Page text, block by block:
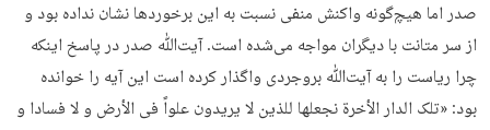
صدر اما هیچ‌گونه واکنش منفی نسبت به این برخوردها نشان نداده بود و
از سر متانت با دیگران مواجه می‌شده است. آیت‌ﷲ صدر در پاسخ اینکه
چرا ریاست را به آیت‌ﷲ بروجردی واگذار کرده است این آیه را خوانده
بود: «تلک الدار الأخرة نجعلها للذین لا یریدون علواً فی الأرض و لا فسادا و